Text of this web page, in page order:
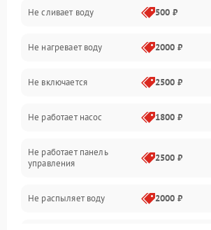
Электропитание
Датчики
Нагрев
Вода
Гигиена
Программное обеспечение
Не сливает воду 500 ₽
Не нагревает воду 2000 ₽
Не включается 2500 ₽
Не работает насос 1800 ₽
Не работает панель
управления
2500 ₽
Не распыляет воду 2000 ₽